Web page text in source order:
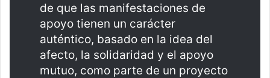
de que las manifestaciones de
apoyo tienen un carácter
auténtico, basado en la idea del
afecto, la solidaridad y el apoyo
mutuo, como parte de un proyecto